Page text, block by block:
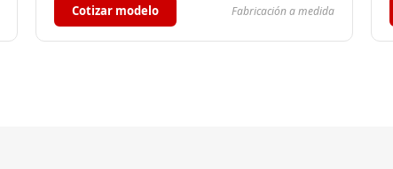
Cotizar modelo Fabricación a medida